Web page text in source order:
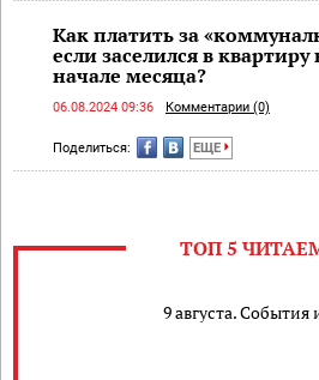
Как платить за
если заселился в квартиру
начале месяца?
06.08.2024 09:36 Комментарии (0)
Поделиться: ЕЩЕ
ТОП 5
9 августа.